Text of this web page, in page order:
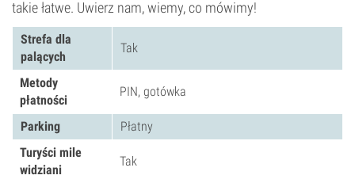
takie łatwe. Uwierz nam, wiemy, co mówimy!
Strefa dla
palących
Tak
Metody
płatności
PIN, gotówka
Parking
Płatny
Turyści mile
widziani
Tak